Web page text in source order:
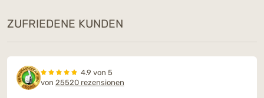
ZUFRIEDENE KUNDEN
4.9 von 5
von 25520 rezensionen